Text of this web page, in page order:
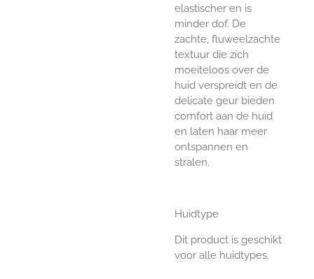
elastischer en is
minder dof. De
zachte, fluweelzachte
textuur die zich
moeiteloos over de
huid verspreidt en de
delicate geur bieden
comfort aan de huid
en laten haar meer
ontspannen en
stralen.
Huidtype
Dit product is geschikt
voor alle huidtypes.